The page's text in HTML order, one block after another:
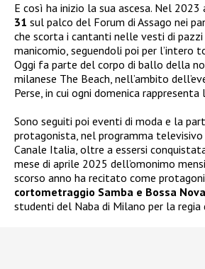
E così ha inizio la sua ascesa. Nel
31 sul palco del Forum di Assago nei
che scorta i cantanti nelle vesti di
manicomio, seguendoli poi per l’intero
Oggi fa parte del corpo di ballo della
milanese The Beach, nell’ambito
Perse, in cui ogni domenica
Sono seguiti poi eventi di moda e la
protagonista, nel programma televisivo
Canale Italia, oltre a essersi
mese di aprile 2025 dell’omonimo
scorso anno ha recitato come
cortometraggio Samba e Bossa Nova
studenti del Naba di Milano per la regia